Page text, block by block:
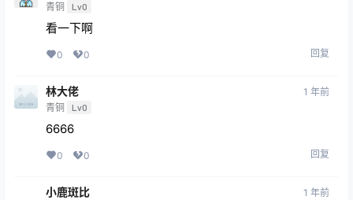
青铜 Lv0
看一下啊
0 0 回复
林大佬
青铜 Lv0
1 年前
6666
0 0 回复
小鹿斑比 1 年前